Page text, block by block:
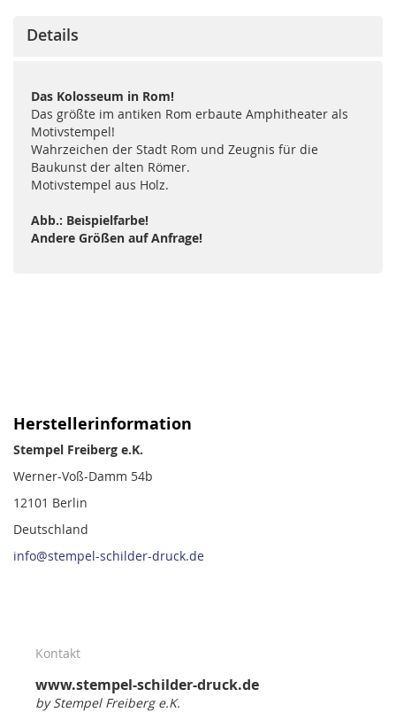
Details
Das Kolosseum in Rom!
Das größte im antiken Rom erbaute Amphitheater als
Motivstempel!
Wahrzeichen der Stadt Rom und Zeugnis für die
Baukunst der alten Römer.
Motivstempel aus Holz.
Abb.: Beispielfarbe!
Andere Größen auf Anfrage!
Herstellerinformation
Stempel Freiberg e.K.
Werner-Voß-Damm 54b
12101 Berlin
Deutschland
info@stempel-schilder-druck.de
Kontakt
www.stempel-schilder-druck.de
by Stempel Freiberg e.K.